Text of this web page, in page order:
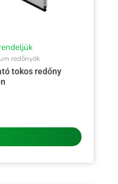
redőnyök
tokos redőny